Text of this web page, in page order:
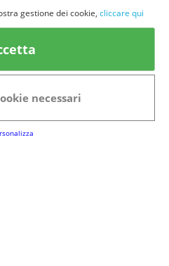
Reserved.
Alimenti e bevande
Senior
gestione dei cookie, cliccare qui
necessari